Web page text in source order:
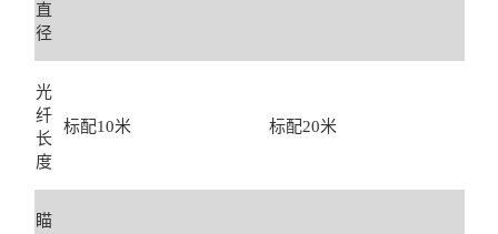
直
径
光
纤
长
度
标配10米 标配20米
瞄